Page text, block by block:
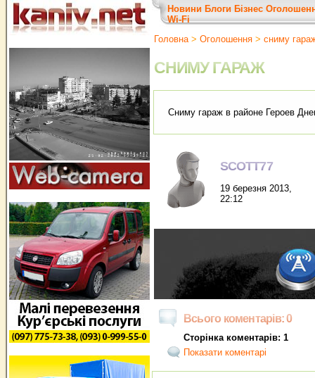
Новини Блоги Бізнес
Wi-Fi
Головна> Оголошення > сниму
СНИМУ ГАРАЖ
Сниму гараж в районе Героев
SCOTT77
19 березня 2013,
22:12
Всього коментарів: 0
Сторінка коментарів: 1
Показати коментарі